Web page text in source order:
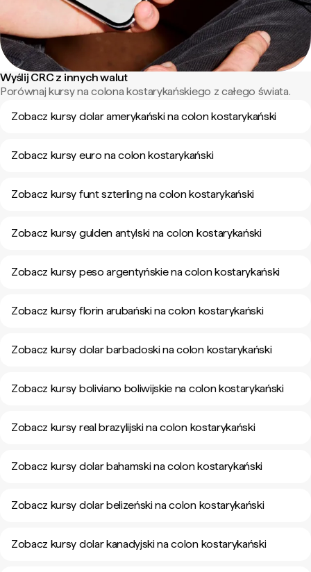
Wyślij CRC z innych walut
Porównaj kursy na colona kostarykańskiego z całego świata.
Zobacz kursy dolar amerykański na colon kostarykański
Zobacz kursy euro na colon kostarykański
Zobacz kursy funt szterling na colon kostarykański
Zobacz kursy gulden antylski na colon kostarykański
Zobacz kursy peso argentyńskie na colon kostarykański
Zobacz kursy florin arubański na colon kostarykański
Zobacz kursy dolar barbadoski na colon kostarykański
Zobacz kursy boliviano boliwijskie na colon kostarykański
Zobacz kursy real brazylijski na colon kostarykański
Zobacz kursy dolar bahamski na colon kostarykański
Zobacz kursy dolar belizeński na colon kostarykański
Zobacz kursy dolar kanadyjski na colon kostarykański